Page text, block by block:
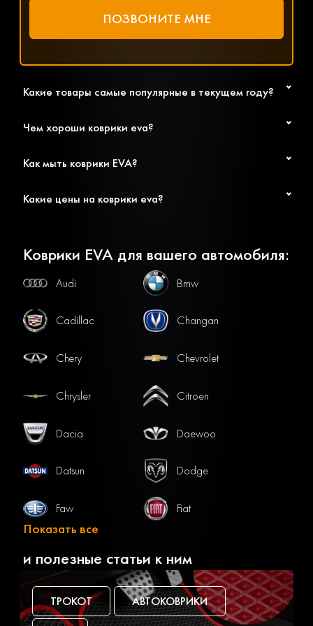
Какие товары самые популярные в текущем году?
Чем хороши коврики eva?
Как мыть коврики EVA?
Какие цены на коврики eva?
Коврики EVA для вашего автомобиля:
Audi Bmw
Cadillac Changan
Chery Chevrolet
Chrysler Citroen
Dacia Daewoo
Datsun Dodge
Faw Fiat
Geely Genesis
Great wall Haval
Показать все
и полезные статьи к ним
ТРОКОТ АВТОКОВРИКИ